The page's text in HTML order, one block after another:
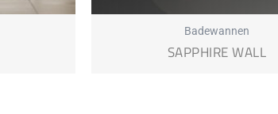
Badewannen
SAPPHIRE WALL